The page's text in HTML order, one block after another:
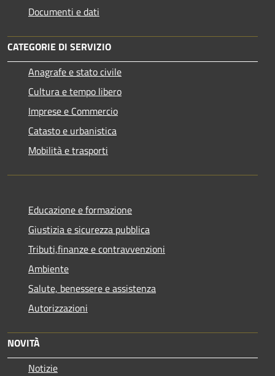
Documenti e dati
CATEGORIE DI SERVIZIO
Anagrafe e stato civile
Cultura e tempo libero
Imprese e Commercio
Catasto e urbanistica
Mobilità e trasporti
Educazione e formazione
Giustizia e sicurezza pubblica
Tributi,finanze e contravvenzioni
Ambiente
Salute, benessere e assistenza
Autorizzazioni
NOVITÀ
Notizie